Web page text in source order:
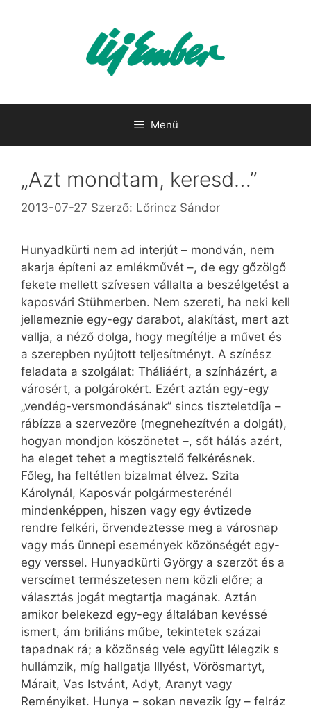
Menü
„Azt mondtam, keresd…”
2013-07-27 Szerző: Lőrincz Sándor
Hunyadkürti nem ad interjút – mondván, nem
akarja építeni az emlékművét –, de egy gőzölgő
fekete mellett szívesen vállalta a beszélgetést a
kaposvári Stühmerben. Nem szereti, ha neki kell
jellemeznie egy-egy darabot, alakítást, mert azt
vallja, a néző dolga, hogy megítélje a művet és
a szerepben nyújtott teljesítményt. A színész
feladata a szolgálat: Tháliáért, a színházért, a
városért, a polgárokért. Ezért aztán egy-egy
„vendég-versmondásának” sincs tiszteletdíja –
rábízza a szervezőre (megnehezítvén a dolgát),
hogyan mondjon köszönetet –, sőt hálás azért,
ha eleget tehet a megtisztelő felkérésnek.
Főleg, ha feltétlen bizalmat élvez. Szita
Károlynál, Kaposvár polgármesterénél
mindenképpen, hiszen vagy egy évtizede
rendre felkéri, örvendeztesse meg a városnap
vagy más ünnepi események közönségét egy-
egy verssel. Hunyadkürti György a szerzőt és a
verscímet természetesen nem közli előre; a
választás jogát megtartja magának. Aztán
amikor belekezd egy-egy általában kevéssé
ismert, ám briliáns műbe, tekintetek százai
tapadnak rá; a közönség vele együtt lélegzik s
hullámzik, míg hallgatja Illyést, Vörösmartyt,
Márait, Vas Istvánt, Adyt, Aranyt vagy
Reményiket. Hunya – sokan nevezik így – felráz